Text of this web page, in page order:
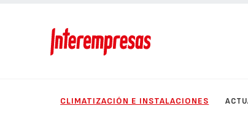
CLIMATIZACIÓN E INSTALACIONES